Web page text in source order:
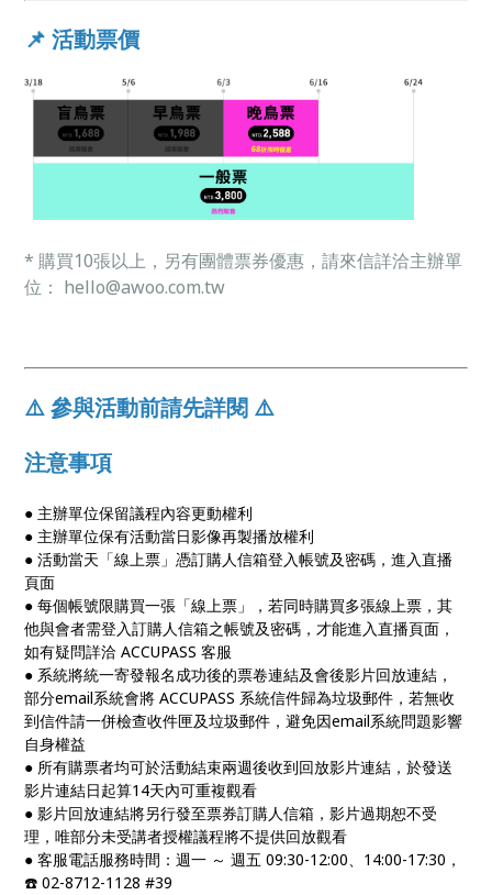
📌 活動票價
* 購買10張以上，另有團體票券優惠，請來信詳洽主辦單
位： hello@awoo.com.tw
⚠️ 參與活動前請先詳閱 ⚠️
注意事項
● 主辦單位保留議程內容更動權利
● 主辦單位保有活動當日影像再製播放權利
● 活動當天「線上票」憑訂購人信箱登入帳號及密碼，進入直播
頁面
● 每個帳號限購買一張「線上票」，若同時購買多張線上票，其
他與會者需登入訂購人信箱之帳號及密碼，才能進入直播頁面，
如有疑問詳洽 ACCUPASS 客服
● 系統將統一寄發報名成功後的票卷連結及會後影片回放連結，
部分email系統會將 ACCUPASS 系統信件歸為垃圾郵件，若無收
到信件請一併檢查收件匣及垃圾郵件，避免因email系統問題影響
自身權益
● 所有購票者均可於活動結束兩週後收到回放影片連結，於發送
影片連結日起算14天內可重複觀看
● 影片回放連結將另行發至票券訂購人信箱，影片過期恕不受
理，唯部分未受講者授權議程將不提供回放觀看
● 客服電話服務時間：週一 ～ 週五 09:30-12:00、14:00-17:30，
☎️ 02-8712-1128 #39